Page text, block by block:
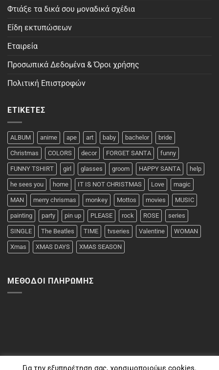
Φτιάξε τα δικά σου μοναδικά σχέδια
Είδη εκτυπώσεων
Εταιρεία
Προσωπικά Δεδομένα & Όροι χρήσης
Πολιτική Επιστροφών
ΕΤΙΚΈΤΕΣ
ALBUM anime ape art baby bachelor bride
Christmas COLORS decor FORGET SANTA funny
FUNNY TSHIRT girl glasses groom HAPPY SANTA help
he sees you home IT IS NOT CHRISTMAS Love magic
MAN merry chrismas monkey Mottos movies MUSIC
painting party pin up PLEASE rock ROSE series
SINGLE The Beatles TIME tvseries Valentine WOMAN
Xmas XMAS DAYS XMAS SEASON
ΜΈΘΟΔΟΙ ΠΛΗΡΩΜΉΣ
Για την εξυπηρέτηση σας, χρησιμοποιούμε cookies.